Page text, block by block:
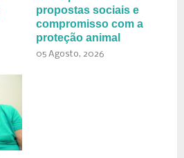
propostas sociais e
compromisso com a
proteção animal
05 Agosto, 2026